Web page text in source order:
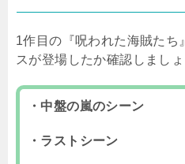
1作目の『呪われた海賊たち
スが登場したか確認しましょ
・中盤の嵐のシーン
・ラストシーン